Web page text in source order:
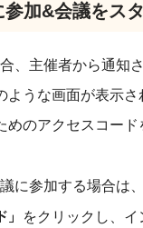
加&会議をス
、主催者から通知
ような画面が表示さ
のアクセスコード
に参加する場合は
をクリックし、